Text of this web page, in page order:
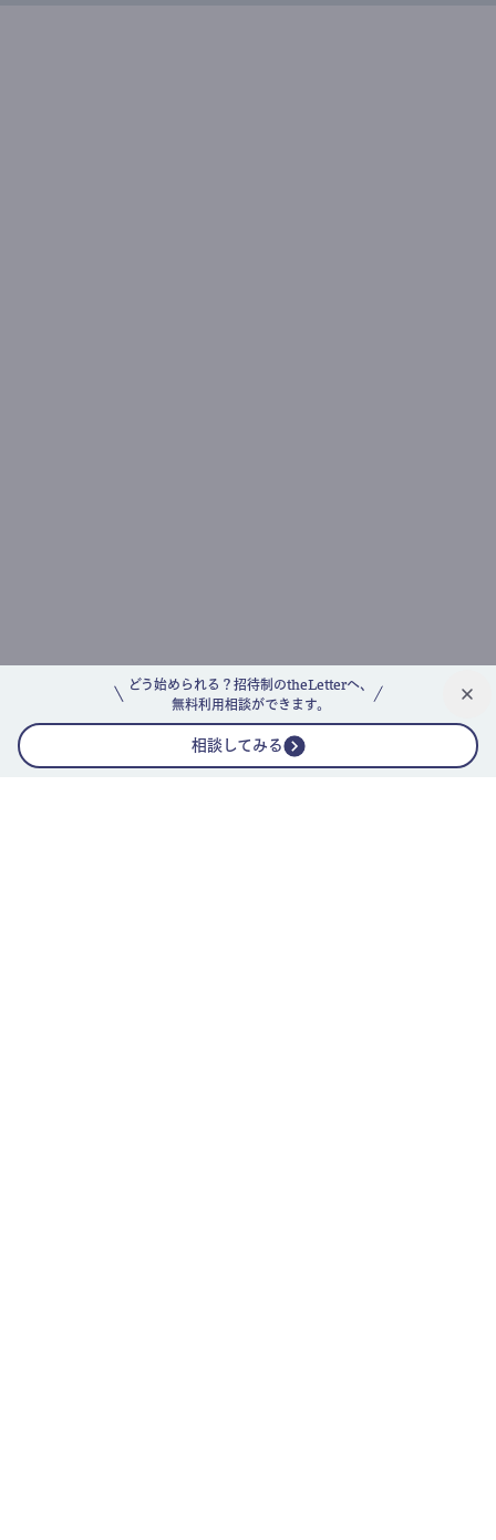
どう始められる？招待制のtheLetterへ、
無料利用相談ができます。
相談してみる